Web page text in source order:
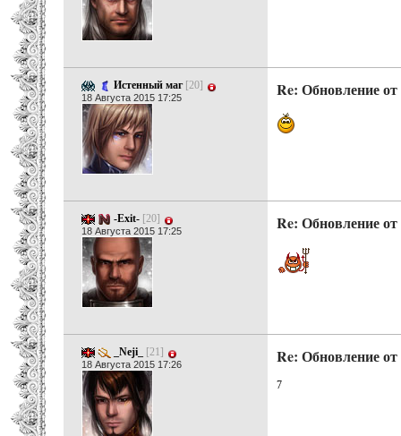
Истенный маг [20]
18 Августа 2015 17:25 Re: Обновление от
-Exit- [20]
18 Августа 2015 17:25 Re: Обновление от
_Neji_ [21]
18 Августа 2015 17:26 Re: Обновление от
7